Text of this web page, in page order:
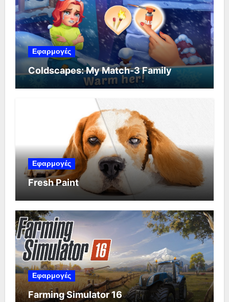
Εφαρμογές
Coldscapes: My Match-3 Family
Εφαρμογές
Fresh Paint
Εφαρμογές
Farming Simulator 16